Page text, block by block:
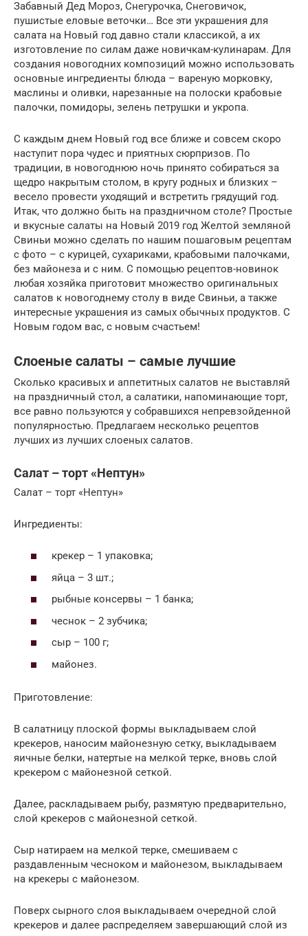
Забавный Дед Мороз, Снегурочка, Снеговичок,
пушистые еловые веточки… Все эти украшения для
салата на Новый год давно стали классикой, а их
изготовление по силам даже новичкам-кулинарам. Для
создания новогодних композиций можно использовать
основные ингредиенты блюда – вареную морковку,
маслины и оливки, нарезанные на полоски крабовые
палочки, помидоры, зелень петрушки и укропа.
С каждым днем Новый год все ближе и совсем скоро
наступит пора чудес и приятных сюрпризов. По
традиции, в новогоднюю ночь принято собираться за
щедро накрытым столом, в кругу родных и близких –
весело провести уходящий и встретить грядущий год.
Итак, что должно быть на праздничном столе? Простые
и вкусные салаты на Новый 2019 год Желтой земляной
Свиньи можно сделать по нашим пошаговым рецептам
с фото – с курицей, сухариками, крабовыми палочками,
без майонеза и с ним. С помощью рецептов-новинок
любая хозяйка приготовит множество оригинальных
салатов к новогоднему столу в виде Свиньи, а также
интересные украшения из самых обычных продуктов. С
Новым годом вас, с новым счастьем!
Слоеные салаты – самые лучшие
Сколько красивых и аппетитных салатов не выставляй
на праздничный стол, а салатики, напоминающие торт,
все равно пользуются у собравшихся непревзойденной
популярностью. Предлагаем несколько рецептов
лучших из лучших слоеных салатов.
Салат – торт «Нептун»
Салат – торт «Нептун»
Ингредиенты:
крекер – 1 упаковка;
яйца – 3 шт.;
рыбные консервы – 1 банка;
чеснок – 2 зубчика;
сыр – 100 г;
майонез.
Приготовление:
В салатницу плоской формы выкладываем слой
крекеров, наносим майонезную сетку, выкладываем
яичные белки, натертые на мелкой терке, вновь слой
крекером с майонезной сеткой.
Далее, раскладываем рыбу, размятую предварительно,
слой крекеров с майонезной сеткой.
Сыр натираем на мелкой терке, смешиваем с
раздавленным чесноком и майонезом, выкладываем
на крекеры с майонезом.
Поверх сырного слоя выкладываем очередной слой
крекеров и далее распределяем завершающий слой из